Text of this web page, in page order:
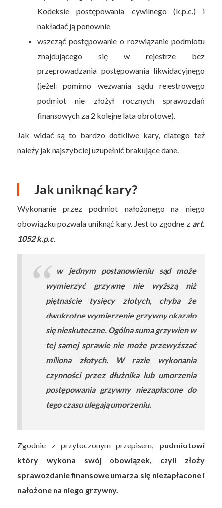
Kodeksie postępowania cywilnego (k.p.c.) i
nakładać ją ponownie
wszcząć postępowanie o rozwiązanie podmiotu
znajdującego się w rejestrze bez
przeprowadzania postępowania likwidacyjnego
(jeżeli pomimo wezwania sądu rejestrowego
podmiot nie złożył rocznych sprawozdań
finansowych za 2 kolejne lata obrotowe).
Jak widać są to bardzo dotkliwe kary, dlatego też
należy jak najszybciej uzupełnić brakujące dane.
Jak uniknąć kary?
Wykonanie przez podmiot nałożonego na niego
obowiązku pozwala uniknąć kary. Jest to zgodne z art.
1052 k.p.c.
w jednym postanowieniu sąd może
wymierzyć grzywnę nie wyższą niż
piętnaście tysięcy złotych, chyba że
dwukrotne wymierzenie grzywny okazało
się nieskuteczne. Ogólna suma grzywien w
tej samej sprawie nie może przewyższać
miliona złotych. W razie wykonania
czynności przez dłużnika lub umorzenia
postępowania grzywny niezapłacone do
tego czasu ulegają umorzeniu.
Zgodnie z przytoczonym przepisem, podmiotowi
który wykona swój obowiązek, czyli złoży
sprawozdanie finansowe umarza się niezapłacone i
nałożone na niego grzywny.